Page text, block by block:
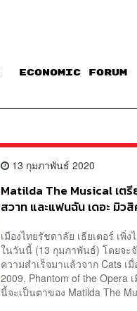
ECONOMIC FORUM
13 กุมภาพันธ์ 2020
Matilda The Musical เต
สวาท และแฟนฉัน เดอะ มิว
เมืองไทยรัชดาลัย เธียเตอร์ เพิ่
ในวันนี้ (13 กุมภาพันธ์) โดยจะ
ความสำเร็จมาแล้วจาก Cats เ
2009, Phantom of the
นี้จะเป็นตาของ Matilda The